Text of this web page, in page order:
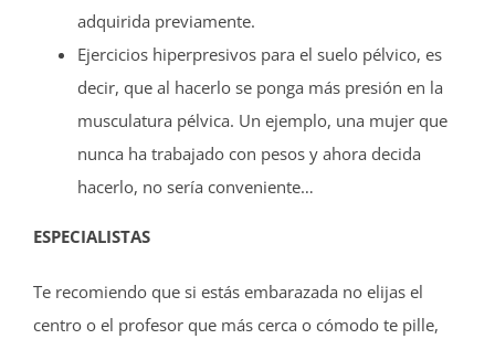
adquirida previamente.
Ejercicios hiperpresivos para el suelo pélvico, es
decir, que al hacerlo se ponga más presión en la
musculatura pélvica. Un ejemplo, una mujer que
nunca ha trabajado con pesos y ahora decida
hacerlo, no sería conveniente…
ESPECIALISTAS
Te recomiendo que si estás embarazada no elijas el
centro o el profesor que más cerca o cómodo te pille,